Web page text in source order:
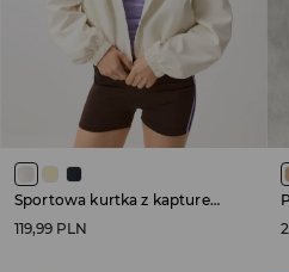
Sportowa kurtka z kapturem kremowa
119,99 PLN